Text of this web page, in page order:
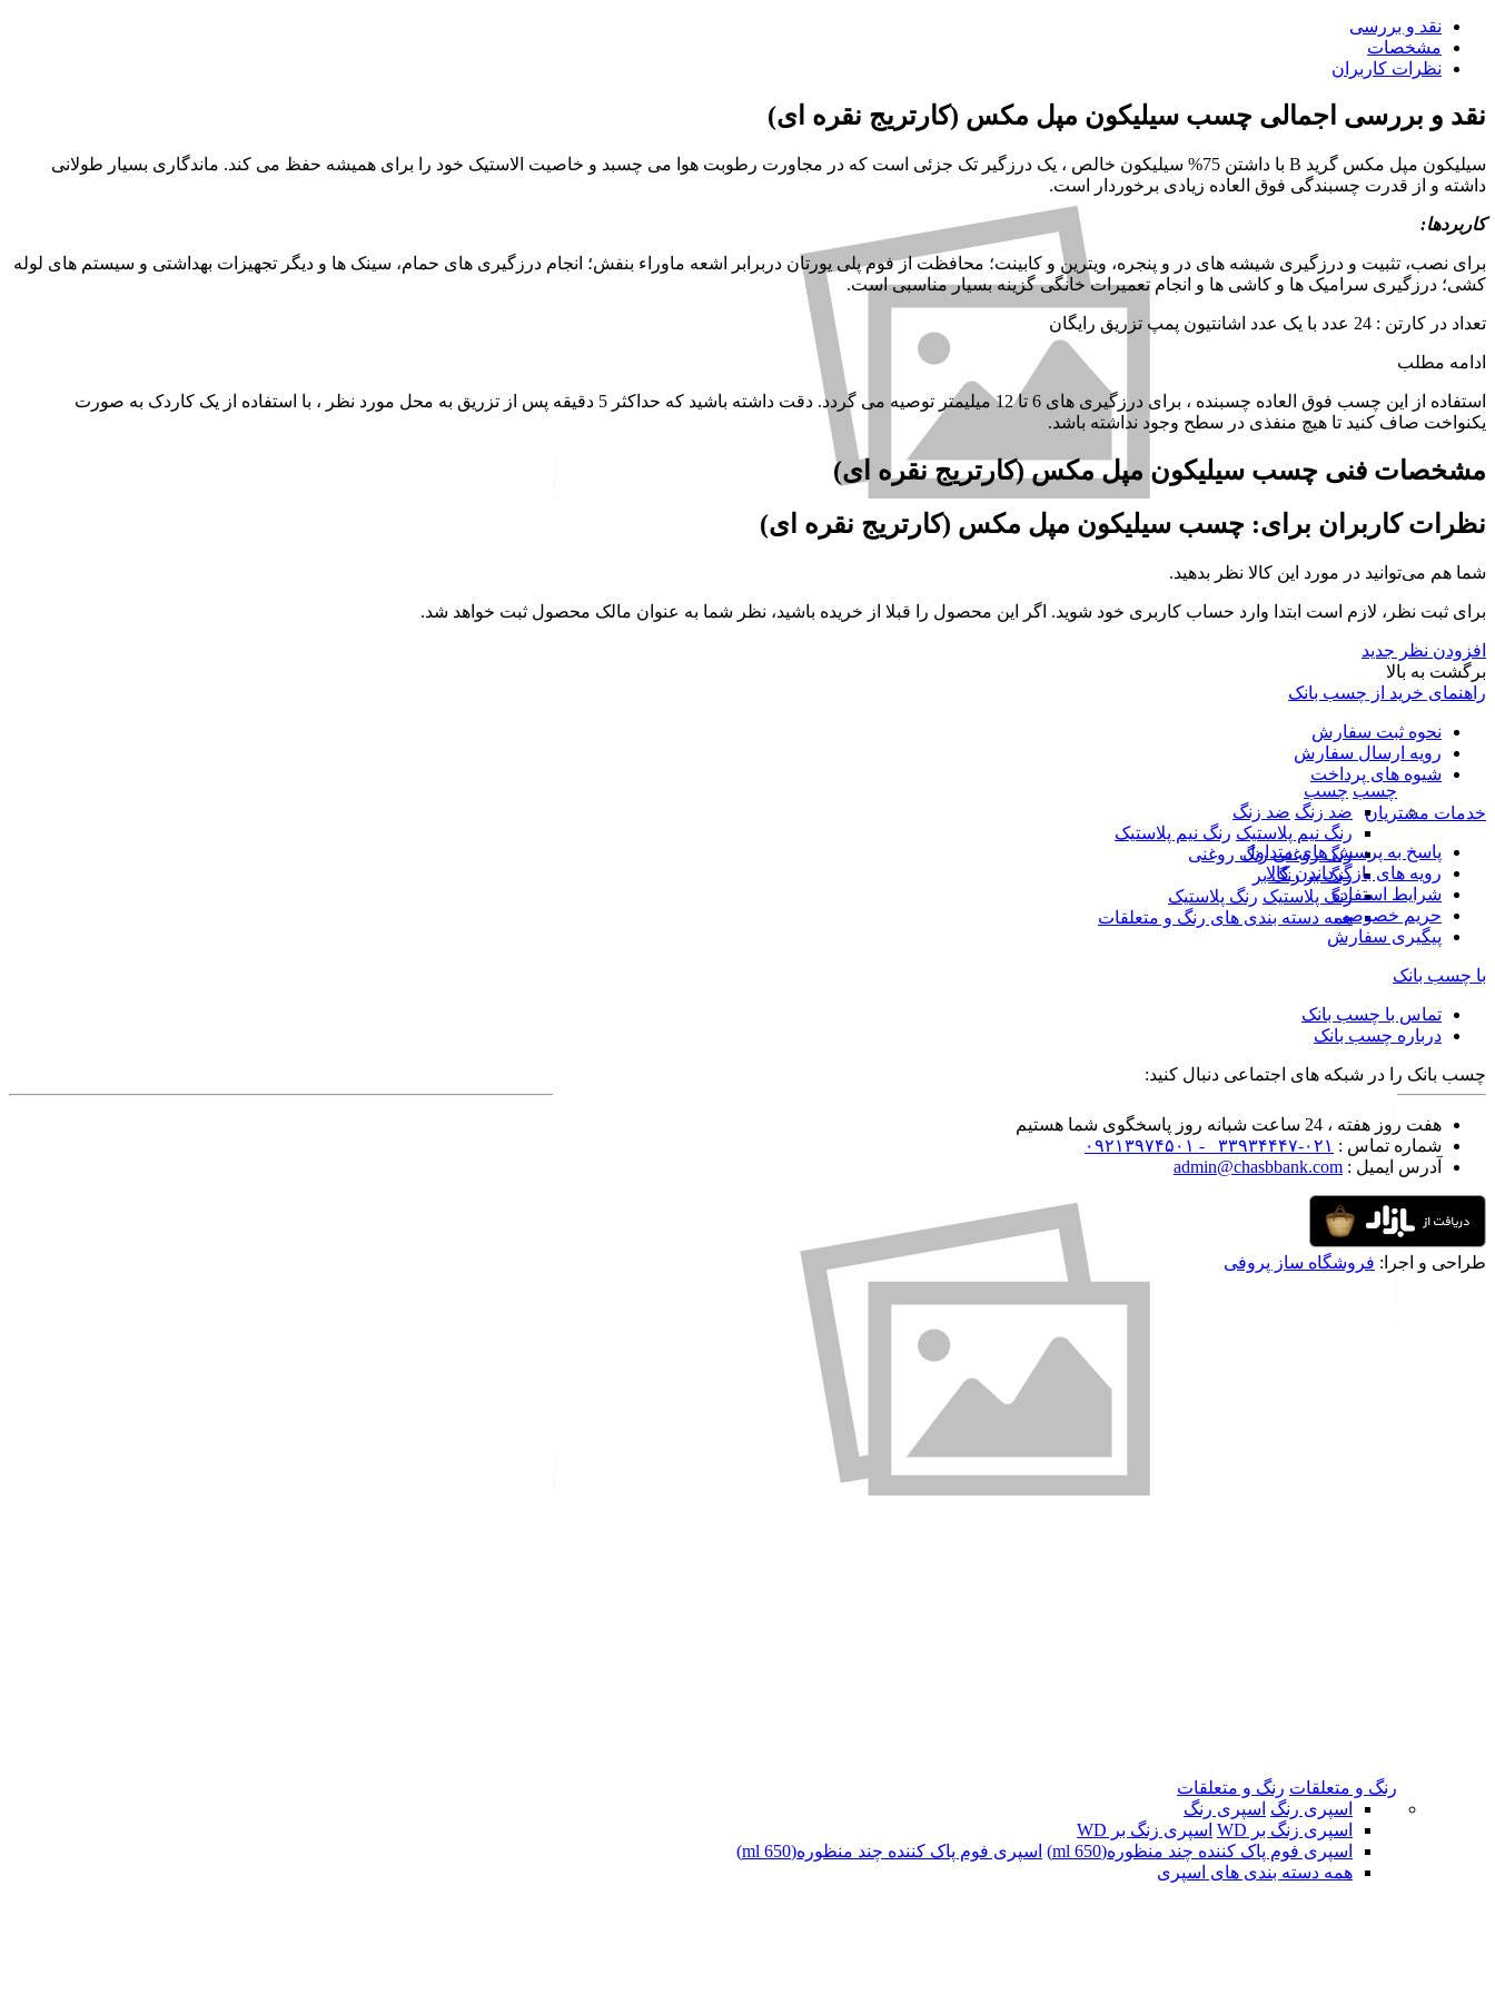
چسب چسب
ضد زنگ ضد زنگ
رنگ نیم پلاستیک رنگ نیم پلاستیک
رنگ روغنی رنگ روغنی
رنگ بر رنگ بر
رنگ پلاستیک رنگ پلاستیک
همه دسته بندی های رنگ و متعلقات
رنگ و متعلقات رنگ و متعلقات
اسپری رنگ اسپری رنگ
اسپری زنگ بر WD
اسپری زنگ بر WD
اسپری فوم پاک کننده چند منظوره(650 ml)
اسپری فوم پاک کننده چند منظوره(650 ml)
همه دسته بندی های اسپری
نقد و بررسی
مشخصات
نظرات کاربران
نقد و بررسی اجمالی چسب سیلیکون مپل مکس (کارتریج نقره ای)
سیلیکون مپل مکس گرید B با داشتن 75% سیلیکون خالص ، یک درزگیر تک جزئی است که در مجاورت رطوبت هوا می چسبد و خاصیت الاستیک خود را برای همیشه حفظ می کند. ماندگاری بسیار طولانی
داشته و از قدرت چسبندگی فوق العاده زیادی برخوردار است.
کاربردها:
برای نصب، تثبیت و درزگیری شیشه های در و پنجره، ویترین و کابینت؛ محافظت از فوم پلی یورتان دربرابر اشعه ماوراء بنفش؛ انجام درزگیری های حمام، سینک ها و دیگر تجهیزات بهداشتی و سیستم های لوله
کشی؛ درزگیری سرامیک ها و کاشی ها و انجام تعمیرات خانگی گزینه بسیار مناسبی است.
تعداد در کارتن : 24 عدد با یک عدد اشانتیون پمپ تزریق رایگان
ادامه مطلب
استفاده از این چسب فوق العاده چسبنده ، برای درزگیری های 6 تا 12 میلیمتر توصیه می گردد. دقت داشته باشید که حداکثر 5 دقیقه پس از تزریق به محل مورد نظر ، با استفاده از یک کاردک به صورت
یکنواخت صاف کنید تا هیچ منفذی در سطح وجود نداشته باشد.
مشخصات فنی چسب سیلیکون مپل مکس (کارتریج نقره ای)
نظرات کاربران برای: چسب سیلیکون مپل مکس (کارتریج نقره ای)
شما هم می‌توانید در مورد این کالا نظر بدهید.
برای ثبت نظر، لازم است ابتدا وارد حساب کاربری خود شوید. اگر این محصول را قبلا از خریده باشید، نظر شما به عنوان مالک محصول ثبت خواهد شد.
افزودن نظر جدید
برگشت به بالا
راهنمای خرید از چسب بانک
نحوه ثبت سفارش
رویه ارسال سفارش
شیوه های پرداخت
خدمات مشتریان
پاسخ به پرسش های متداول
رویه های بازگرداندن کالا
شرایط استفاده
حریم خصوصی
پیگیری سفارش
با چسب بانک
تماس با چسب بانک
درباره چسب بانک
چسب بانک را در شبکه های اجتماعی دنبال کنید:
هفت روز هفته ، 24 ساعت شبانه روز پاسخگوی شما هستیم
شماره تماس : ۰۲۱-۳۳۹۳۴۴۴۷ -
۰۹۲۱۳۹۷۴۵۰۱
آدرس ایمیل : admin@chasbbank.com
طراحی و اجرا: فروشگاه ساز پروفی